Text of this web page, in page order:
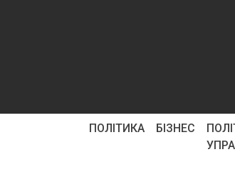
ПОЛІТИКА БІЗНЕС